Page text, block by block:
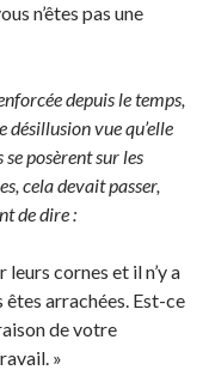
n’êtes pas une
depuis le temps,
désillusion vue qu’elle
posèrent sur les
cela devait passer,
de dire :
cornes et il n’y a
arrachées. Est-ce
de votre
»